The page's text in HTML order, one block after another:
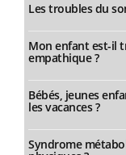
Les troubles du
Mon enfant est-il
empathique ?
Bébés, jeunes
les vacances ?
Syndrome